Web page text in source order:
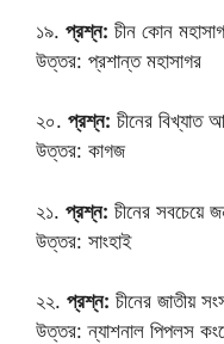
১৯. প্রশ্ন: চীন কোন
উত্তর: প্রশান্ত মহাসাগর
২০. প্রশ্ন: চীনের বিখ্যাত
উত্তর: কাগজ
২১. প্রশ্ন: চীনের সবচেয়ে
উত্তর: সাংহাই
২২. প্রশ্ন: চীনের জাতীয়
উত্তর: ন্যাশনাল পিপলস